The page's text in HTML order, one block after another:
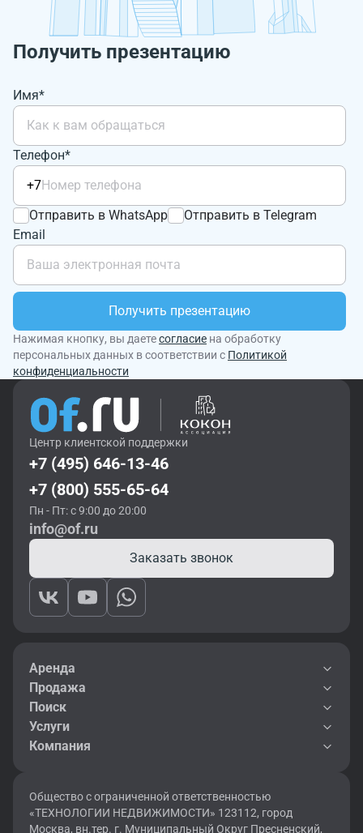
Получить презентацию
Имя*
Телефон*
+7
Отправить в WhatsApp
Отправить в Telegram
Email
Получить презентацию
Нажимая кнопку, вы даетесогласие на обработку
персональных данных в соответствии с Политикой
конфиденциальности
Центр клиентской поддержки
+7 (495) 646-13-46
+7 (800) 555-65-64
Пн - Пт: с 9:00 до 20:00
info@of.ru
Заказать звонок
Аренда
Продажа
Поиск
Услуги
Компания
Общество с ограниченной ответственностью
«ТЕХНОЛОГИИ НЕДВИЖИМОСТИ» 123112, город
Москва, вн.тер. г. Муниципальный Округ Пресненский,